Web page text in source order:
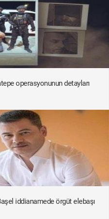
operasyonunun detayları
iddianamede örgüt elebaşı